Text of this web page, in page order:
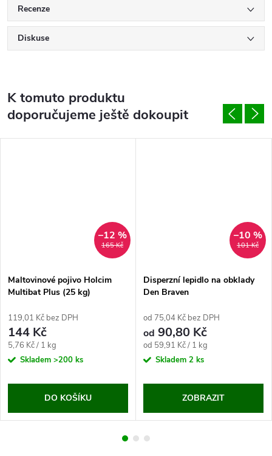
Recenze
Diskuse
K tomuto produktu
doporučujeme ještě dokoupit
165 Kč
–12 %
Maltovinové pojivo Holcim
Multibat Plus (25 kg)
119,01 Kč bez DPH
144 Kč
Měrná
cena:
5,76 Kč / 1 kg
Skladem >200 ks
DO KOŠÍKU
101 Kč
–10 %
Disperzní lepidlo na obklady
Den Braven
od 75,04 Kč bez DPH
od 90,80 Kč
Měrná
cena:
od 59,91 Kč / 1 kg
Skladem 2 ks
ZOBRAZIT